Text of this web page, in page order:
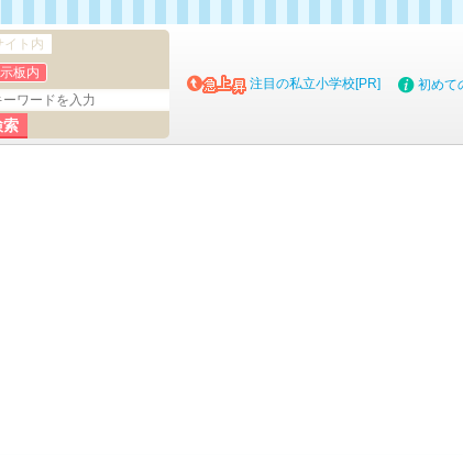
イト内
板内
注目の私立小学校[PR] 初めて